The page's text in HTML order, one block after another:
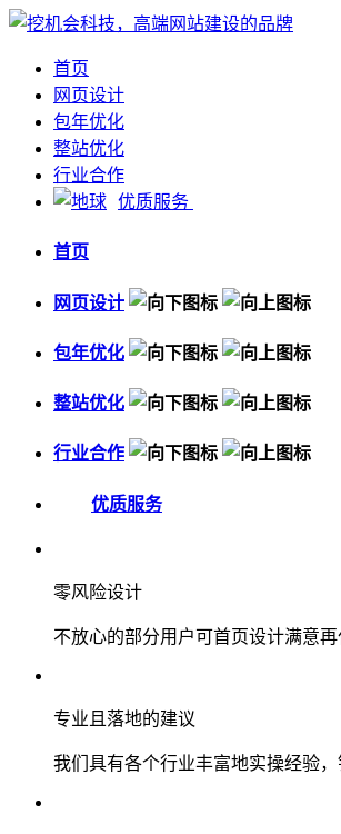
首页
网页设计
包年优化
整站优化
行业合作
优质服务
首页
网页设计
包年优化
整站优化
行业合作
优质服务
零风险设计
不放心的部分用户可首页设计满意
专业且落地的建议
我们具有各个行业丰富地实操经验